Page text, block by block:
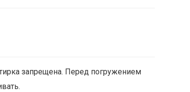
запрещена. Перед погружением